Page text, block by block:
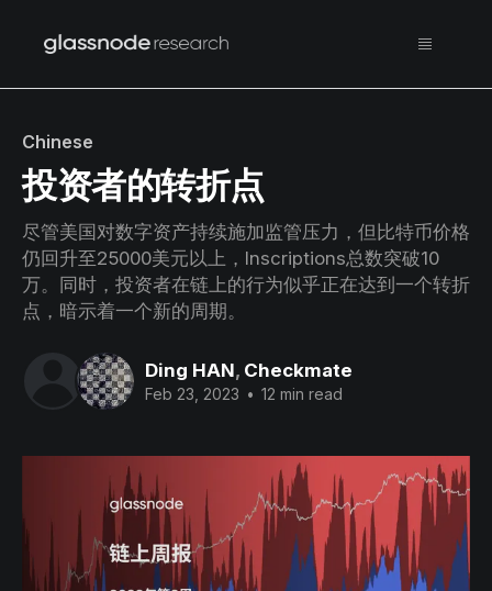
Chinese
投资者的转折点
尽管美国对数字资产持续施加监管压力，但比特币价格
仍回升至25000美元以上，Inscriptions总数突破10
万。同时，投资者在链上的行为似乎正在达到一个转折
点，暗示着一个新的周期。
Ding HAN, Checkmate
Feb 23, 2023 • 12 min read